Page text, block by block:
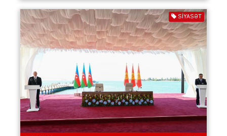
SIYASƏT